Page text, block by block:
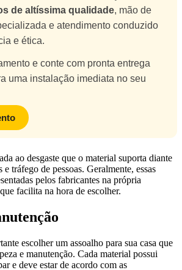
de altíssima qualidade, mão de
e atendimento conduzido
e ética.
e conte com pronta entrega
uma instalação imediata no seu
ao desgaste que o material suporta diante
tráfego de pessoas. Geralmente, essas
pelos fabricantes na própria
facilita na hora de escolher.
escolher um assoalho para sua casa que
e manutenção. Cada material possui
e deve estar de acordo com as